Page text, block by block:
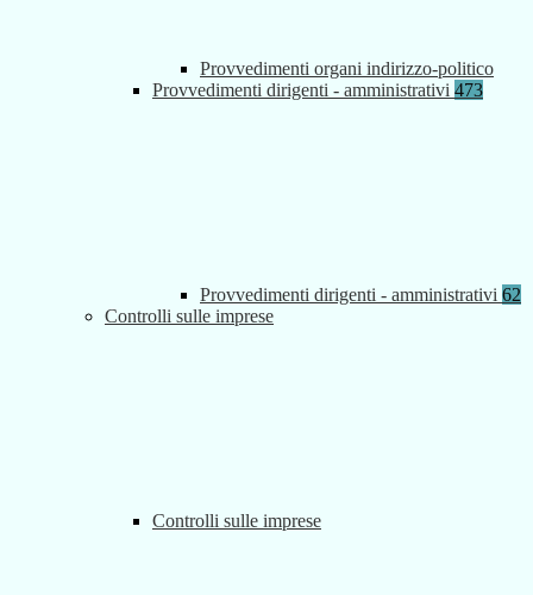
Provvedimenti organi indirizzo-politico
Provvedimenti dirigenti - amministrativi 473
Provvedimenti dirigenti - amministrativi 62
Controlli sulle imprese
Controlli sulle imprese